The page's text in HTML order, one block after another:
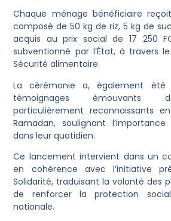
Chaque ménage bénéficiaire
composé de 50 kg de riz, 5 kg de
acquis au prix social de 17 250
subventionné par l’État, à travers
Sécurité alimentaire.
La cérémonie a, également été
témoignages émouvants
particulièrement reconnaissants
Ramadan, soulignant
dans leur quotidien.
Ce lancement intervient dans un
en cohérence avec l’initiative
Solidarité, traduisant la volonté des
de renforcer la protection
nationale.